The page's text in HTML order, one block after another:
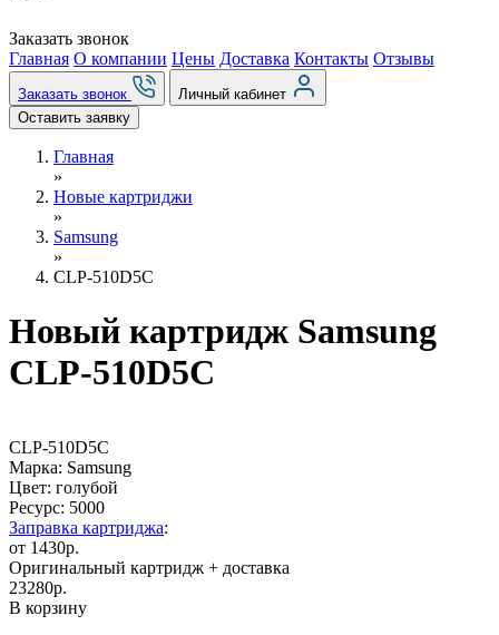
Заказать звонок
Главная О компании Цены Доставка Контакты Отзывы
Заказать звонок
Личный кабинет
Оставить заявку
Главная
»
Новые картриджи
»
Samsung
»
CLP-510D5C
Новый картридж Samsung
CLP-510D5C
CLP-510D5C
Марка: Samsung
Цвет: голубой
Ресурс: 5000
Заправка картриджа:
от 1430р.
Оригинальный картридж + доставка
23280р.
В корзину